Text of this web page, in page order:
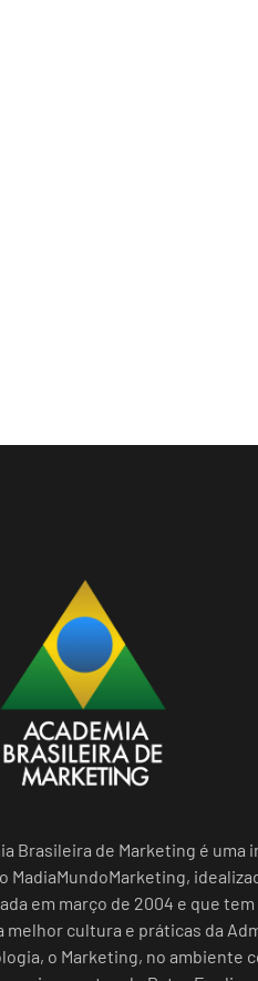
Brasileira de Marketing é uma
em março de 2004 e que
cultura e práticas da
o Marketing, no ambiente